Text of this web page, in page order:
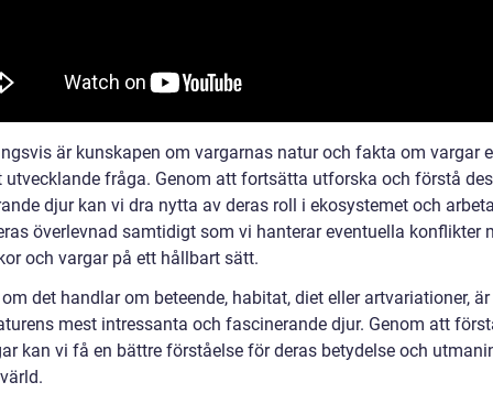
är kunskapen om vargarnas natur och fakta om vargar
utvecklande fråga. Genom att fortsätta utforska och förstå
djur kan vi dra nytta av deras roll i ekosystemet och
överlevnad samtidigt som vi hanterar eventuella konflikter
och vargar på ett hållbart sätt.
det handlar om beteende, habitat, diet eller artvariationer,
mest intressanta och fascinerande djur. Genom att
kan vi få en bättre förståelse för deras betydelse och